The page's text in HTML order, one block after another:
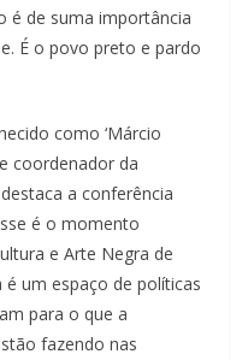
é de suma importância
É o povo preto e pardo
como ‘Márcio
coordenador da
a conferência
é o momento
e Arte Negra de
um espaço de políticas
para o que a
fazendo nas